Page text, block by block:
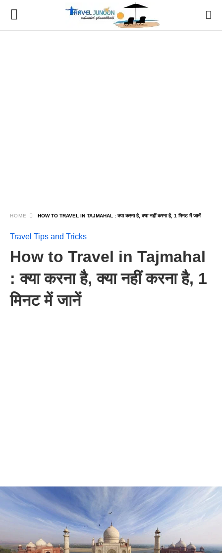
HOME HOW TO TRAVEL IN TAJMAHAL : क्या करना है, क्या नहीं करना है, 1 मिनट में जानें
Travel Tips and Tricks
How to Travel in Tajmahal
: क्या करना है, क्या नहीं करना है, 1
मिनट में जानें